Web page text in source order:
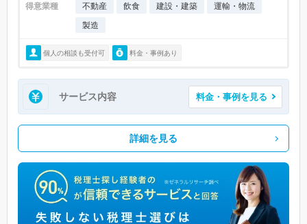
得意業種 不動産 飲食 建設・建築
運輸・物流
製造
個人の相談も受付可 料金・事例あり
サービス内容 料金・事例を見る
詳細を見る